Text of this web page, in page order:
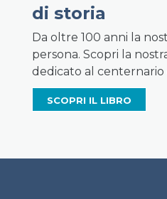
di storia
Da oltre 100 anni la
persona. Scopri la
dedicato al centernario
SCOPRI IL LIBRO